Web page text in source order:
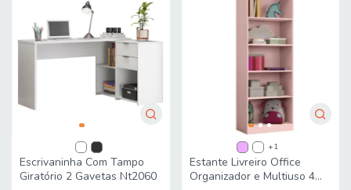
Escrivaninha Com Tampo
Giratório 2 Gavetas Nt2060
+1
Estante Livreiro Office
Organizador e Multiuso 4